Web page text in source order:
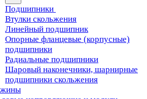
Подшипники
Втулки скольжения
Линейный подшипник
Опорные фланцевые (корпусные)
подшипники
Радиальные подшипники
Шаровый наконечники, шарнирные
подшипники скольжения